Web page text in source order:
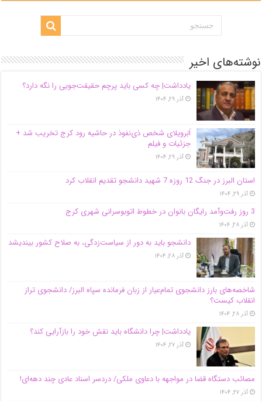
نوشته‌های اخیر
یادداشت| ‌چه کسی باید پرچم حقیقت‌جویی را نگه دارد؟
آذر ۲۹, ۱۴۰۴
اَبَر‌ویلای شخص ذی‌نفوذ در حاشیه‌ رود کرج تخریب شد +
جزئیات و فیلم
آذر ۲۹, ۱۴۰۴
استان البرز در جنگ 12 روزه 7 شهید دانشجو تقدیم انقلاب کرد
آذر ۲۹, ۱۴۰۴
3 روز رفت‌وآمد رایگان بانوان در خطوط اتوبوسرانی شهری کرج
آذر ۲۸, ۱۴۰۴
دانشجو باید به دور از سیاست‌زدگی، به صلاح کشور بیندیشد
آذر ۲۸, ۱۴۰۴
شاخصه‌های بارز دانشجوی تمام‌عیار از زبان فرمانده سپاه البرز/ دانشجوی تراز
انقلاب کیست؟
آذر ۲۸, ۱۴۰۴
یادداشت| چرا دانشگاه باید نقش خود را بازآرایی کند؟
آذر ۲۷, ۱۴۰۴
مصائب دستگاه قضا در مواجهه با دعاوی ملکی/ دردسر اسناد عادی چند‌ دهه‌ای!
آذر ۲۷, ۱۴۰۴